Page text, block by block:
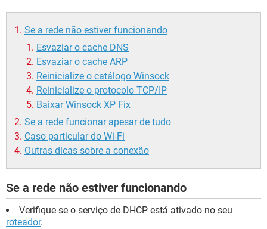
Se a rede não estiver funcionando
Esvaziar o cache DNS
Esvaziar o cache ARP
Reinicialize o catálogo Winsock
Reinicialize o protocolo TCP/IP
Baixar Winsock XP Fix
Se a rede funcionar apesar de tudo
Caso particular do Wi-Fi
Outras dicas sobre a conexão
Se a rede não estiver funcionando
Verifique se o serviço de DHCP está ativado no seu
roteador.